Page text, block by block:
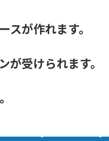
が作れます。
受けられます。